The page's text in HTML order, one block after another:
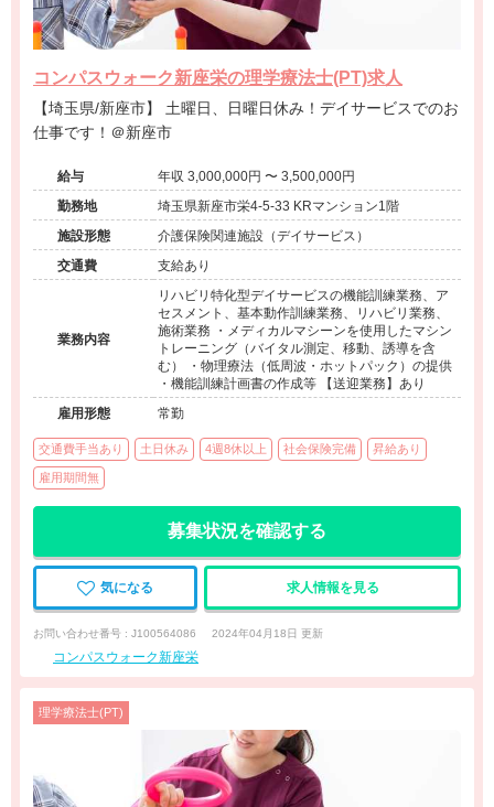
コンパスウォーク新座栄の理学療法士(PT)求人
【埼玉県/新座市】 土曜日、日曜日休み！デイサービスでのお
仕事です！＠新座市
給与
年収 3,000,000円 〜 3,500,000円
勤務地
埼玉県新座市栄4-5-33 KRマンション1階
施設形態
介護保険関連施設（デイサービス）
交通費
支給あり
業務内容
リハビリ特化型デイサービスの機能訓練業務、ア
セスメント、基本動作訓練業務、リハビリ業務、
施術業務 ・メディカルマシーンを使用したマシン
トレーニング（バイタル測定、移動、誘導を含
む） ・物理療法（低周波・ホットパック）の提供
・機能訓練計画書の作成等 【送迎業務】あり
雇用形態
常勤
交通費手当あり 土日休み 4週8休以上 社会保険完備 昇給あり
雇用期間無
募集状況を確認する
気になる 求人情報を見る
お問い合わせ番号 : J100564086 2024年04月18日 更新
コンパスウォーク新座栄
理学療法士(PT)